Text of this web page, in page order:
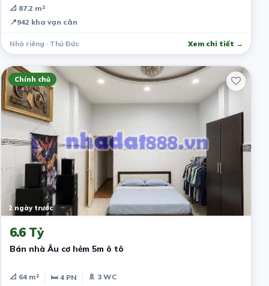
📐 87.2 m²
📍942 kha vạn cân
Nhà riêng · Thủ Đức Xem chi tiết →
Chính chủ
2 ngày trước
6.6 Tỷ
Bán nhà Âu cơ hẻm 5m ô tô
📐 64 m² 🛏 4 PN
🚿 3 WC